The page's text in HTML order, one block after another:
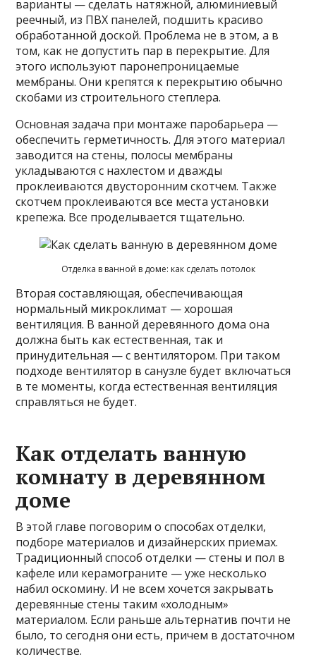
варианты — сделать натяжной, алюминиевый
реечный, из ПВХ панелей, подшить красиво
обработанной доской. Проблема не в этом, а в
том, как не допустить пар в перекрытие. Для
этого используют паронепроницаемые
мембраны. Они крепятся к перекрытию обычно
скобами из строительного степлера.
Основная задача при монтаже паробарьера —
обеспечить герметичность. Для этого материал
заводится на стены, полосы мембраны
укладываются с нахлестом и дважды
проклеиваются двусторонним скотчем. Также
скотчем проклеиваются все места установки
крепежа. Все проделывается тщательно.
Отделка в ванной в доме: как сделать потолок
Вторая составляющая, обеспечивающая
нормальный микроклимат — хорошая
вентиляция. В ванной деревянного дома она
должна быть как естественная, так и
принудительная — с вентилятором. При таком
подходе вентилятор в санузле будет включаться
в те моменты, когда естественная вентиляция
справляться не будет.
Как отделать ванную
комнату в деревянном
доме
В этой главе поговорим о способах отделки,
подборе материалов и дизайнерских приемах.
Традиционный способ отделки — стены и пол в
кафеле или керамограните — уже несколько
набил оскомину. И не всем хочется закрывать
деревянные стены таким «холодным»
материалом. Если раньше альтернатив почти не
было, то сегодня они есть, причем в достаточном
количестве.